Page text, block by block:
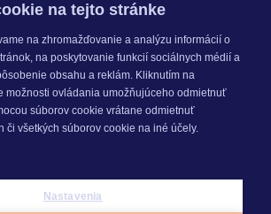
nás Právne dokumenty
Odporúčaná
verziíMobilné aplikácie
násPrávne dokumentyOdporúčaná
verziíMobilné aplikácie
Nastavenie cookies
a. s.
na tejto stránke
na zhromažďovanie a analýzu informácií o
na poskytovanie funkcií sociálnych médií a
obsahu a reklám. Kliknutím na
možnosti ovládania umožňujúceho odmietnuť
súborov cookie vrátane odmietnuť
či všetkých súborov cookie na iné účely.
Nastavenia